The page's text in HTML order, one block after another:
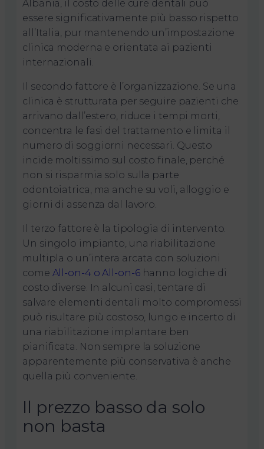
Albania, il costo delle cure dentali può
essere significativamente più basso rispetto
all’Italia, pur mantenendo un’impostazione
clinica moderna e orientata ai pazienti
internazionali.
Il secondo fattore è l’organizzazione. Se una
clinica è strutturata per seguire pazienti che
arrivano dall’estero, riduce i tempi morti,
concentra le fasi del trattamento e limita il
numero di soggiorni necessari. Questo
incide moltissimo sul costo finale, perché
non si risparmia solo sulla parte
odontoiatrica, ma anche su voli, alloggio e
giorni di assenza dal lavoro.
Il terzo fattore è la tipologia di intervento.
Un singolo impianto, una riabilitazione
multipla o un’intera arcata con soluzioni
come All-on-4 o All-on-6hanno logiche di
costo diverse. In alcuni casi, tentare di
salvare elementi dentali molto compromessi
può risultare più costoso, lungo e incerto di
una riabilitazione implantare ben
pianificata. Non sempre la soluzione
apparentemente più conservativa è anche
quella più conveniente.
Il prezzo basso da solo
non basta